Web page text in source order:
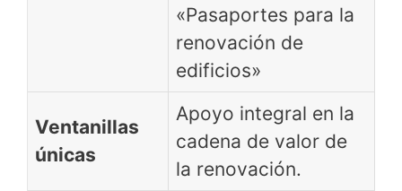
«Pasaportes para la
renovación de
edificios»
Ventanillas
únicas
Apoyo integral en la
cadena de valor de
la renovación.